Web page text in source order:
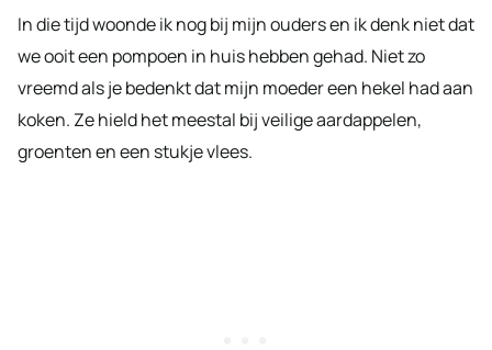
In die tijd woonde ik nog bij mijn ouders en ik denk niet dat
we ooit een pompoen in huis hebben gehad. Niet zo
vreemd als je bedenkt dat mijn moeder een hekel had aan
koken. Ze hield het meestal bij veilige aardappelen,
groenten en een stukje vlees.